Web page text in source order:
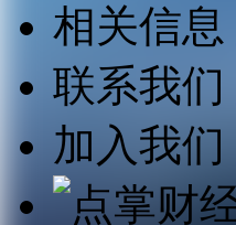
相关信息
联系我们
加入我们